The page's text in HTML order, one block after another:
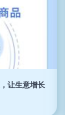
让生意增长